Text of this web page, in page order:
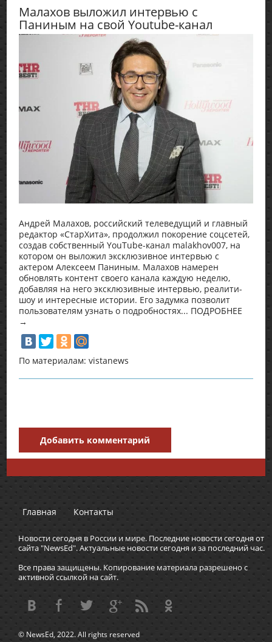
Малахов выложил интервью с
Паниным на свой Youtube-канал
Андрей Малахов, российский телеведущий и главный
редактор «СтарХита», продолжил покорение соцсетей,
создав собственный YouTube-канал malakhov007, на
котором он выложил эксклюзивное интервью с
актером Алексеем Паниным. Малахов намерен
обновлять контент своего канала каждую неделю,
добавляя на него эксклюзивные интервью, реалити-
шоу и интересные истории. Его задумка позволит
пользователям узнать о подробностях... ПОДРОБНЕЕ
→
По материалам: vistanews
Добавить комментарий
Главная Контакты
Новости сегодня в России и мире. Последние новости сегодня от
сайта "NewsEd". Актуальные новости сегодня и за последний час.
Все права защищены. Копирование материала разрешено с
активной ссылкой на сайт.
© NewsEd, 2022. All rights reserved